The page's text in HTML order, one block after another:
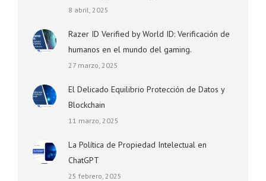
8 abril, 2025
Razer ID Verified by World ID: Verificación de
humanos en el mundo del gaming.
27 marzo, 2025
El Delicado Equilibrio Protección de Datos y
Blockchain
11 marzo, 2025
La Política de Propiedad Intelectual en
ChatGPT
25 febrero, 2025